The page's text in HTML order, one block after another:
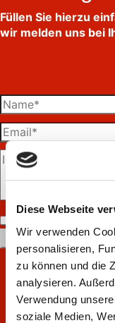
Diese Webseite
Wir verwenden
personalisieren,
zu können und die
analysieren.
Verwendung
soziale Medien,
Füllen Sie hierzu
wir melden uns bei
Bitte
lasse
dieses
Feld
Gehören
zufriedenen